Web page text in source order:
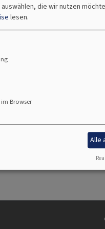
die wir nutzen
lesen.
Browser
Alle